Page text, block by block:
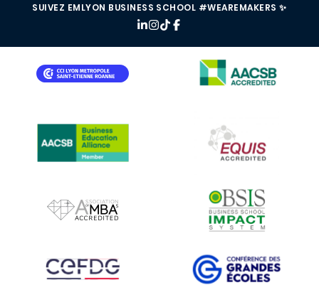
SUIVEZ EMLYON BUSINESS SCHOOL #WEAREMAKERS ✨
IMAGE
IMAGE
IMAGE
IMAGE